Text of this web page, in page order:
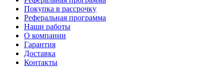
Покупка в рассрочку
Реферальная программа
Наши работы
О компании
Гарантия
Доставка
Контакты